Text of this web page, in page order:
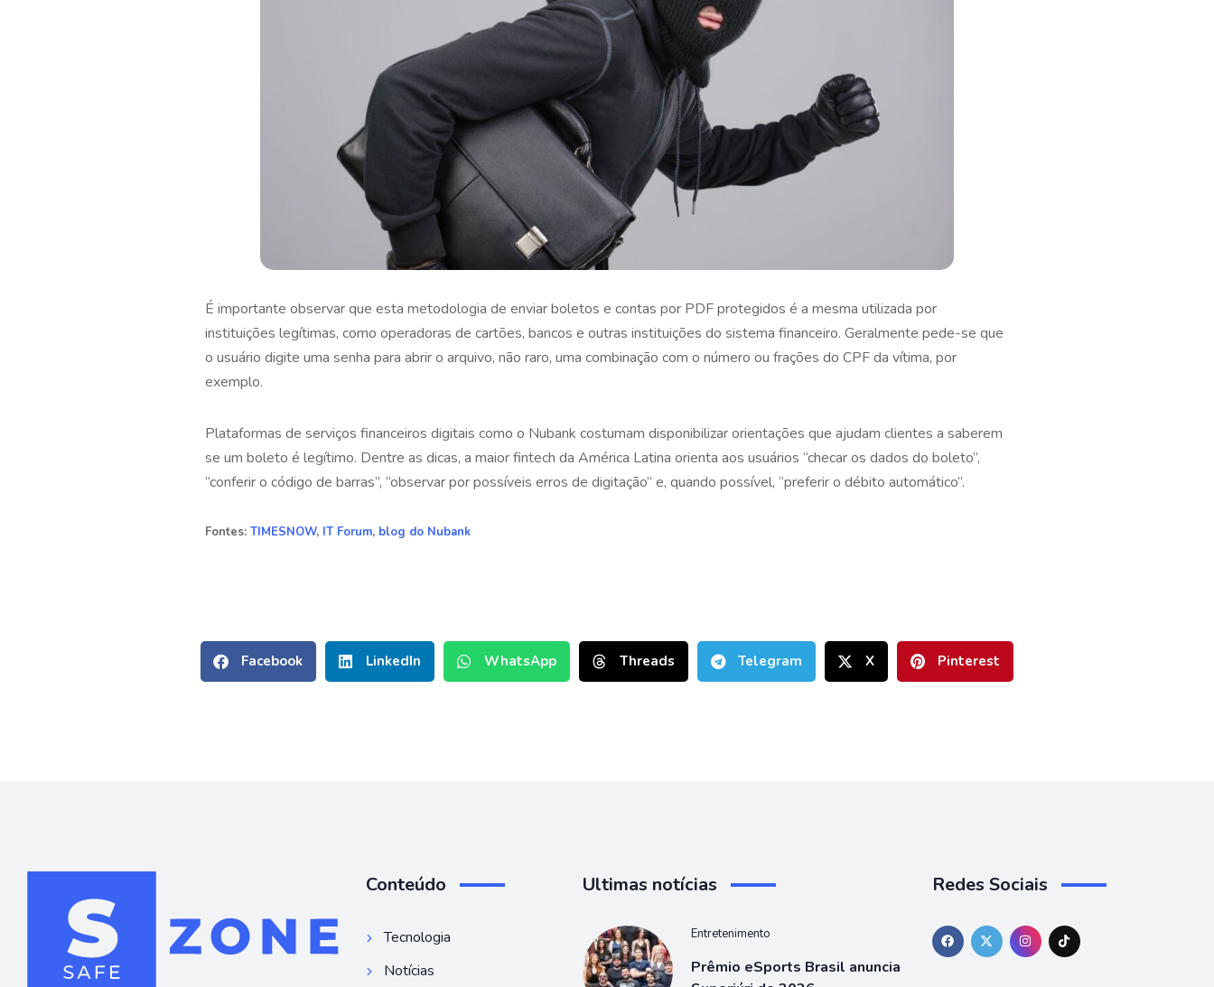
É importante observar que esta metodologia de enviar boletos e contas por PDF protegidos é a mesma utilizada por
instituições legítimas, como operadoras de cartões, bancos e outras instituições do sistema financeiro. Geralmente pede-se que
o usuário digite uma senha para abrir o arquivo, não raro, uma combinação com o número ou frações do CPF da vítima, por
exemplo.
Plataformas de serviços financeiros digitais como o Nubank costumam disponibilizar orientações que ajudam clientes a saberem
se um boleto é legítimo. Dentre as dicas, a maior fintech da América Latina orienta aos usuários “checar os dados do boleto”,
“conferir o código de barras”, “observar por possíveis erros de digitação” e, quando possível, “preferir o débito automático”.
Fontes:TIMESNOW, IT Forum, blog do Nubank
Facebook LinkedIn WhatsApp Threads Telegram X Pinterest
Conteúdo
Tecnologia
Notícias
Ultimas notícias
Entretenimento
Prêmio eSports Brasil anuncia
Redes Sociais